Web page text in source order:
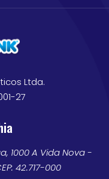
Ltda.
27
1000 A Vida Nova -
42.717-000